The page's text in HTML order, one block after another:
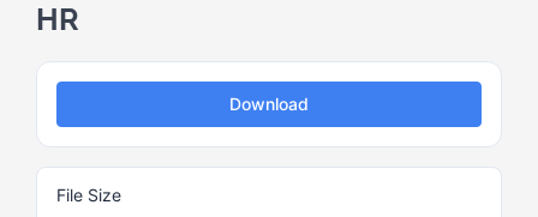
Kalendar aktivnosti
Edukativni materijali
HR
Download
File Size